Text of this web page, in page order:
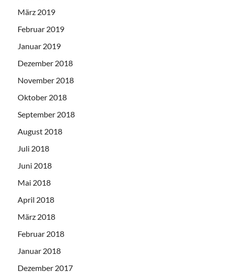
März 2019
Februar 2019
Januar 2019
Dezember 2018
November 2018
Oktober 2018
September 2018
August 2018
Juli 2018
Juni 2018
Mai 2018
April 2018
März 2018
Februar 2018
Januar 2018
Dezember 2017